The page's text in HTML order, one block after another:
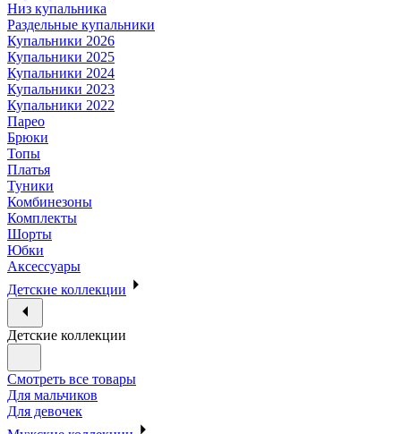
Низ купальника
Раздельные купальники
Купальники 2026
Купальники 2025
Купальники 2024
Купальники 2023
Купальники 2022
Парео
Брюки
Топы
Платья
Туники
Комбинезоны
Комплекты
Шорты
Юбки
Аксессуары
Детские коллекции
Детские коллекции
Смотреть все товары
Для мальчиков
Для девочек